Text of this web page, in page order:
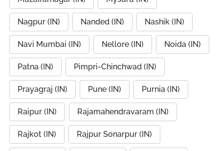
Nagpur (IN) Nanded (IN) Nashik (IN)
Navi Mumbai (IN) Nellore (IN) Noida (IN)
Patna (IN) Pimpri-Chinchwad (IN)
Prayagraj (IN) Pune (IN) Purnia (IN)
Raipur (IN) Rajamahendravaram (IN)
Rajkot (IN) Rajpur Sonarpur (IN)